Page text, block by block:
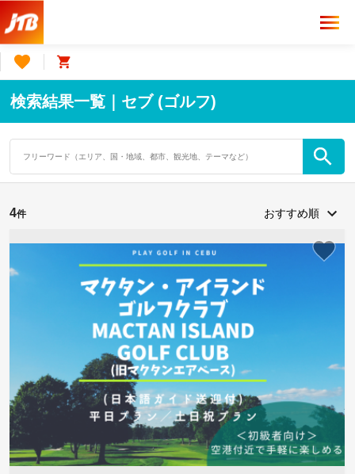
検索結果一覧｜セブ (ゴルフ)
4件